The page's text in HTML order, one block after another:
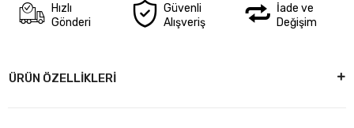
Hızlı
Gönderi
Güvenli
Alışveriş
İade ve
Değişim
ÜRÜN ÖZELLİKLERİ